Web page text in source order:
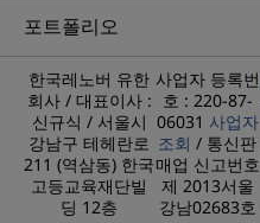
포트폴리오
한국레노버 유한
회사 / 대표이사 :
신규식 / 서울시
강남구 테헤란로
211 (역삼동) 한국
고등교육재단빌
딩 12층
사업자 등록번
호 : 220-87-
06031 사업자
조회 / 통신판
매업 신고번호
제 2013서울
강남02683호